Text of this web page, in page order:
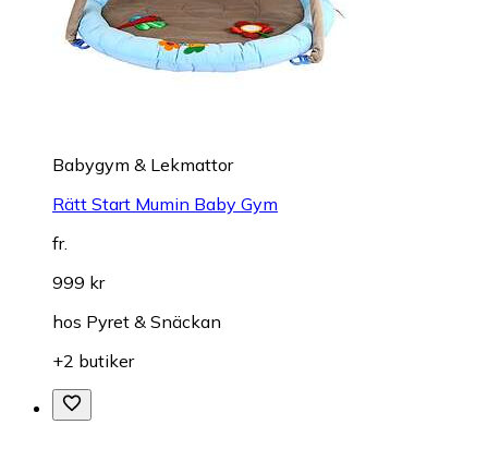
Babygym & Lekmattor
Rätt Start Mumin Baby Gym
fr.
999 kr
hos Pyret & Snäckan
+2 butiker